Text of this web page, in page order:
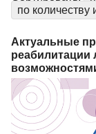
по количеству
Актуальные
реабилитации